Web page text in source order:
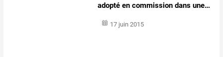
adopté en commission dans une…
17 juin 2015